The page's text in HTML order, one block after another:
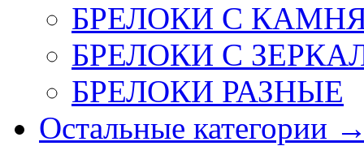
БРЕЛОКИ С
БРЕЛОКИ С
БРЕЛОКИ РАЗНЫЕ
Остальные категории